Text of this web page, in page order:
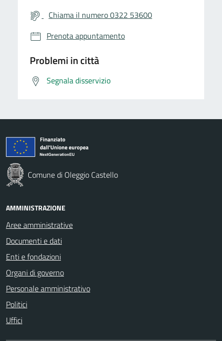
Chiama il numero 0322 53600
Prenota appuntamento
Problemi in città
Segnala disservizio
Comune di Oleggio Castello
AMMINISTRAZIONE
Aree amministrative
Documenti e dati
Enti e fondazioni
Organi di governo
Personale amministrativo
Politici
Uffici